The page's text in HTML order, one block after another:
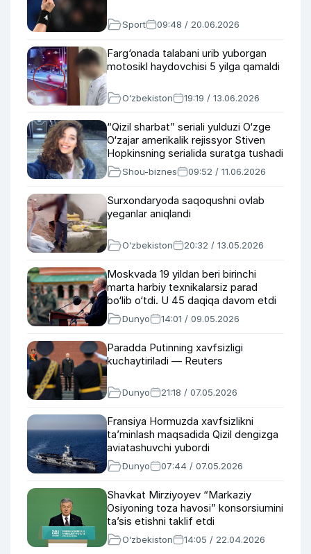
Sport 09:48 / 20.06.2026
Farg‘onada talabani urib yuborgan
motosikl haydovchisi 5 yilga qamaldi
O‘zbekiston 19:19 / 13.06.2026
“Qizil sharbat” seriali yulduzi O‘zge
O‘zajar amerikalik rejissyor Stiven
Hopkinsning serialida suratga tushadi
Shou-biznes 09:52 / 11.06.2026
Surxondaryoda saqoqushni ovlab
yeganlar aniqlandi
O‘zbekiston 20:32 / 13.05.2026
Moskvada 19 yildan beri birinchi
marta harbiy texnikalarsiz parad
bo‘lib o‘tdi. U 45 daqiqa davom etdi
Dunyo 14:01 / 09.05.2026
Paradda Putinning xavfsizligi
kuchaytiriladi — Reuters
Dunyo 21:18 / 07.05.2026
Fransiya Hormuzda xavfsizlikni
ta’minlash maqsadida Qizil dengizga
aviatashuvchi yubordi
Dunyo 07:44 / 07.05.2026
Shavkat Mirziyoyev “Markaziy
Osiyoning toza havosi” konsorsiumini
taʼsis etishni taklif etdi
O‘zbekiston 14:05 / 22.04.2026